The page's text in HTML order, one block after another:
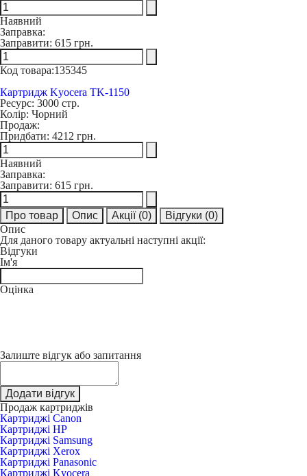
Наявний
Заправка:
Заправити: 615 грн.
Код товара:135345
Картридж Kyocera TK-1150
Ресурс: 3000 стр.
Колір: Чорний
Продаж:
Придбати: 4212 грн.
Наявний
Заправка:
Заправити: 615 грн.
Про товар Опис Акції (0) Відгуки (0)
Опис
Для даного товару актуальні наступні акції:
Відгуки
Ім'я
Оцінка
Залиште відгук або запитання
Додати відгук
Продаж картриджів
Картриджі Canon
Картриджі HP
Картриджі Samsung
Картриджі Xerox
Картриджі Panasonic
Картриджі Kyocera